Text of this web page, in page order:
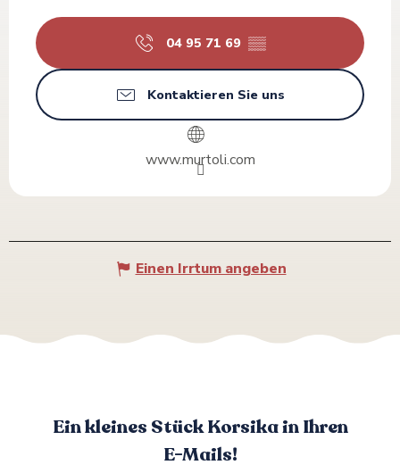
04 95 71 69 ▒▒
Kontaktieren Sie uns
www.murtoli.com
Einen Irrtum angeben
Ein kleines Stück Korsika in Ihren
E-Mails!